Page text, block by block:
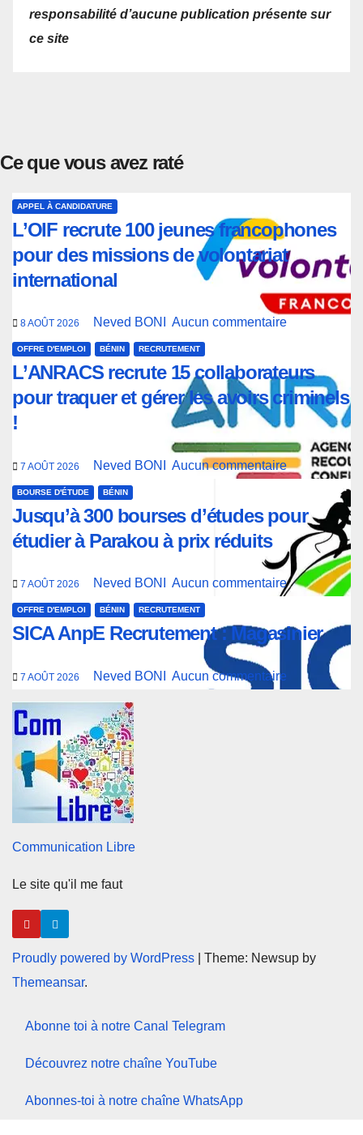
responsabilité d’aucune publication présente sur
ce site
Ce que vous avez raté
APPEL À CANDIDATURE
L’OIF recrute 100 jeunes francophones
pour des missions de volontariat
international
8 AOÛT 2026 Neved BONI Aucun commentaire
OFFRE D'EMPLOI BÉNIN RECRUTEMENT
L’ANRACS recrute 15 collaborateurs
pour traquer et gérer les avoirs criminels
!
7 AOÛT 2026 Neved BONI Aucun commentaire
BOURSE D'ÉTUDE BÉNIN
Jusqu’à 300 bourses d’études pour
étudier à Parakou à prix réduits
7 AOÛT 2026 Neved BONI Aucun commentaire
OFFRE D'EMPLOI BÉNIN RECRUTEMENT
SICA AnpE Recrutement : Magasinier
7 AOÛT 2026 Neved BONI Aucun commentaire
Communication Libre
Le site qu'il me faut
Proudly powered by WordPress
Theme: Newsup by
Themeansar.
Abonne toi à notre Canal Telegram
Découvrez notre chaîne YouTube
Abonnes-toi à notre chaîne WhatsApp